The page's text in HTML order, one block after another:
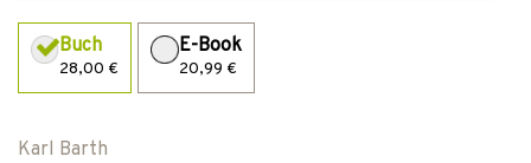
Buch
28,00 €
E-Book
20,99 €
Karl Barth